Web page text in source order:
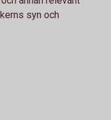
syn och